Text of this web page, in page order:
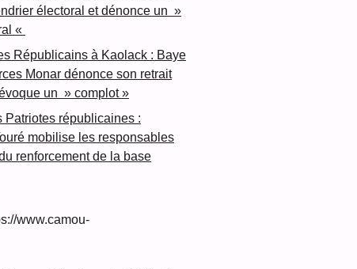
électoral et dénonce un »
«
Républicains à Kaolack : Baye
Monar dénonce son retrait
un » complot »
Patriotes républicaines :
mobilise les responsables
renforcement de la base
www.camou-